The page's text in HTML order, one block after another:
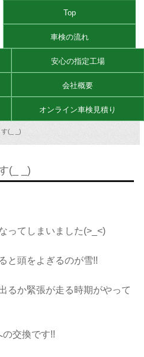
Top
車検の流れ
安心の指定工場
会社概要
オンライン車検見積り
(_ _)
(_ _)
ってしまいました(>_<)
と頭をよぎるのが雪!!
るか緊張が走る時期がやって
交換です!!